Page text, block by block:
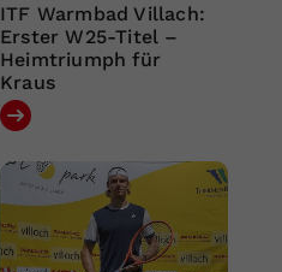
ITF Warmbad Villach:
Erster W25-Titel –
Heimtriumph für
Kraus